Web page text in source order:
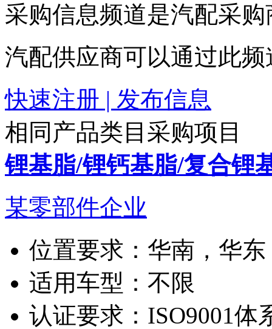
采购信息频道是汽配采
汽配供应商可以通过此
快速注册 | 发布信息
相同产品类目采购项目
锂基脂/锂钙基脂/复合锂
某零部件企业
位置要求： 华南，华
适用车型： 不限
认证要求： ISO9001体